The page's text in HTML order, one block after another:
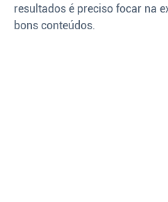
resultados é preciso focar na
bons conteúdos.